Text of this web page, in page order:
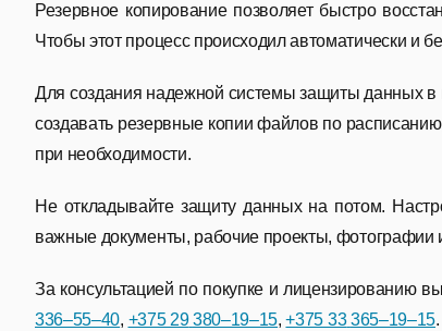
Резервное копирование позволяет быстро
Чтобы этот процесс происходил автоматически и
Для создания надежной системы защиты данных в
создавать резервные копии файлов по
при необходимости.
Не откладывайте защиту данных на потом.
важные документы, рабочие проекты,
За консультацией по покупке и лицензированию
336–55–40, +375 29 380–19–15,+375 33 365–19–15.